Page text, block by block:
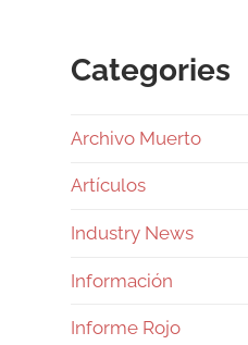
Categories
Archivo Muerto
Artículos
Industry News
Información
Informe Rojo